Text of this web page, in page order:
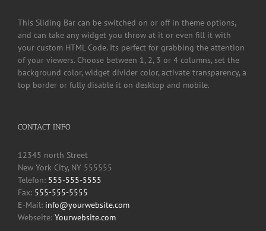
This Sliding Bar can be switched on or off in theme options,
and can take any widget you throw at it or even fill it with
your custom HTML Code. Its perfect for grabbing the attention
of your viewers. Choose between 1, 2, 3 or 4 columns, set the
background color, widget divider color, activate transparency, a
top border or fully disable it on desktop and mobile.
CONTACT INFO
12345 north Street
New York City, NY 555555
Telefon: 555-555-5555
Fax: 555-555-5555
E-Mail: info@yourwebsite.com
Webseite: Yourwebsite.com